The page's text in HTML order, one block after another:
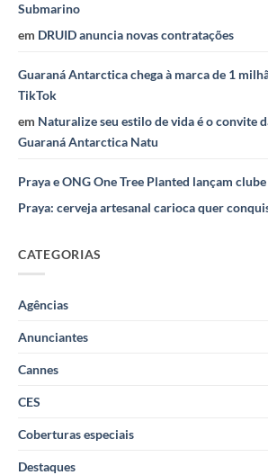
Submarino
em DRUID anuncia novas contratações
Guaraná Antarctica chega à marca de 1
TikTok
em Naturalize seu estilo de vida é o convite
Guaraná Antarctica Natu
Praya e ONG One Tree Planted lançam
Praya: cerveja artesanal carioca quer
CATEGORIAS
Agências
Anunciantes
Cannes
CES
Coberturas especiais
Destaques